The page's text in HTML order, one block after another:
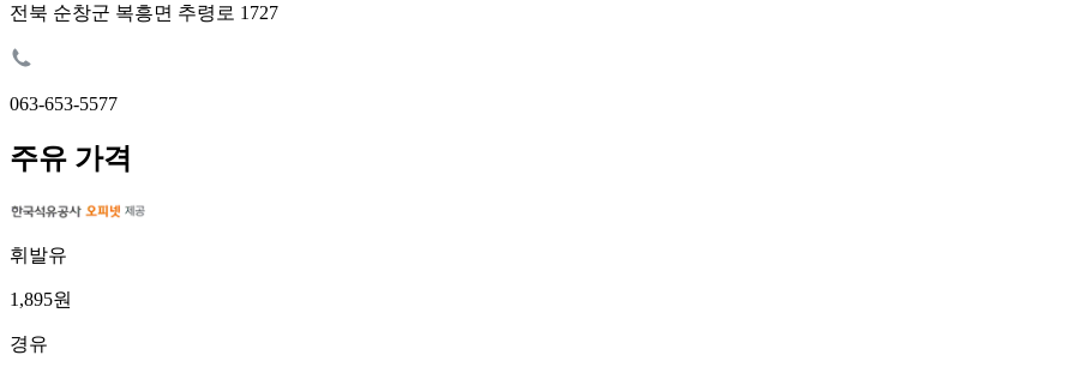
전북 순창군 복흥면 추령로 1727
063-653-5577
주유 가격
휘발유
1,895원
경유